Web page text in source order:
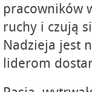
pracowników
ruchy i czują
Nadzieja jest
liderom